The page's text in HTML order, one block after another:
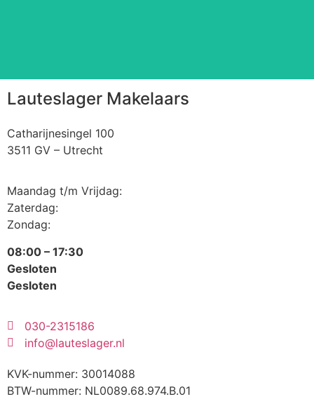
Lauteslager Makelaars
Catharijnesingel 100
3511 GV – Utrecht
Maandag t/m Vrijdag:
Zaterdag:
Zondag:
08:00 – 17:30
Gesloten
Gesloten
030-2315186
info@lauteslager.nl
KVK-nummer: 30014088
BTW-nummer: NL0089.68.974.B.01